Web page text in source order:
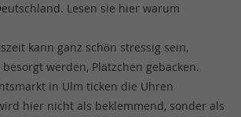
Lesen sie hier warum
kann ganz schön stressig sein,
werden, Plätzchen gebacken.
in Ulm ticken die Uhren
hier nicht als beklemmend, sonder als